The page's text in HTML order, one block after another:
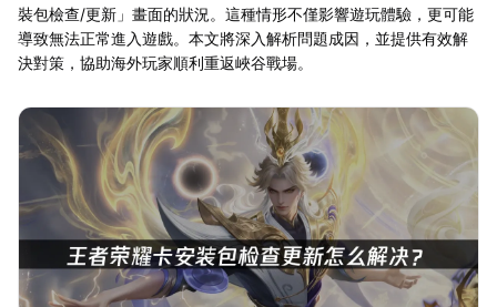
裝包檢查/更新」畫面的狀況。這種情形不僅影響遊玩體驗，更可能
導致無法正常進入遊戲。本文將深入解析問題成因，並提供有效解
決對策，協助海外玩家順利重返峽谷戰場。